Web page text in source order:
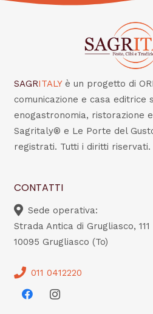
SAGRITALY è un progetto di
comunicazione e casa editrice
enogastronomia, ristorazione
Sagritaly® e Le Porte del
registrati. Tutti i diritti riservati.
CONTATTI
Sede operativa:
Strada Antica di Grugliasco, 111
10095 Grugliasco (To)
011 0412220